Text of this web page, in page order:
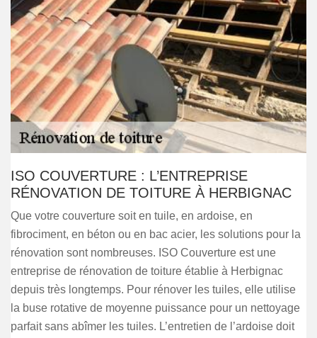
ISO COUVERTURE : L’ENTREPRISE
RÉNOVATION DE TOITURE À HERBIGNAC
Que votre couverture soit en tuile, en ardoise, en
fibrociment, en béton ou en bac acier, les solutions pour la
rénovation sont nombreuses. ISO Couverture est une
entreprise de rénovation de toiture établie à Herbignac
depuis très longtemps. Pour rénover les tuiles, elle utilise
la buse rotative de moyenne puissance pour un nettoyage
parfait sans abîmer les tuiles. L’entretien de l’ardoise doit